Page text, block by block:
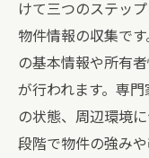
けて三つのステッ
物件情報の収集で
の基本情報や所有
が行われます。専
の状態、周辺環境
段階で物件の強み